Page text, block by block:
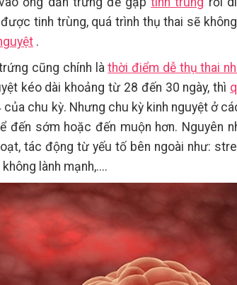
tinh trùng, quá trình thụ thai sẽ
.
cũng chính làthời điểm dễ thụ thai
kéo dài khoảng từ 28 đến 30 ngày, thì
chu kỳ. Nhưng chu kỳ kinh nguyệt ở
đến sớm hoặc đến muộn hơn. Nguyên
tác động từ yếu tố bên ngoài như:
lành mạnh,....